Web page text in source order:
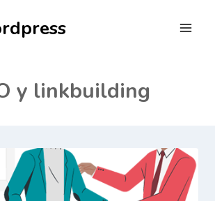
y linkbuilding